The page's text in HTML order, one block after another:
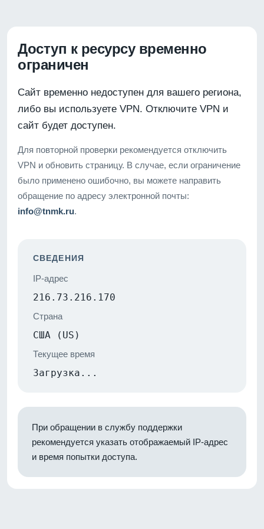
Доступ к ресурсу временно
ограничен
Сайт временно недоступен для вашего региона,
либо вы используете VPN. Отключите VPN и
сайт будет доступен.
Для повторной проверки рекомендуется отключить
VPN и обновить страницу. В случае, если ограничение
было применено ошибочно, вы можете направить
обращение по адресу электронной почты:
info@tnmk.ru.
СВЕДЕНИЯ
IP-адрес
216.73.216.170
Страна
США (US)
Текущее время
Загрузка...
При обращении в службу поддержки
рекомендуется указать отображаемый IP-адрес
и время попытки доступа.